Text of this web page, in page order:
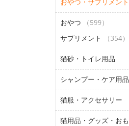
おやつ
（599）
サプリメント
（354）
猫砂・トイレ用品
シャンプー・ケア用品
猫服・アクセサリー
猫用品・グッズ・おも